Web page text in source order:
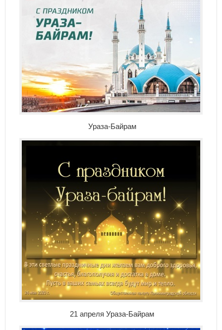
Ураза-Байрам
21 апреля Ураза-Байрам